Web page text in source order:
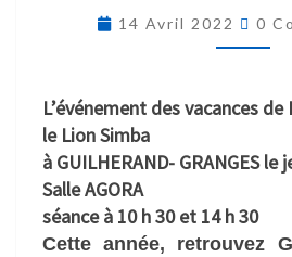
14 Avril 2022 0
L’événement des vacances
le Lion Simba
à GUILHERAND- GRANGESle
Salle AGORA
séance à 10 h 30 et 14 h 30
Cette année, retrouvez